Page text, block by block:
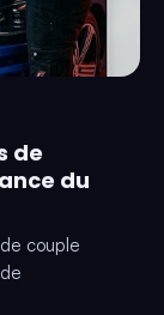
de
du
couple